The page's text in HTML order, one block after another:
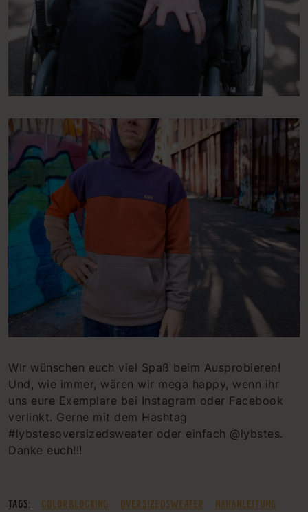
WIr wünschen euch viel Spaß beim Ausprobieren!
Und, wie immer, wären wir mega happy, wenn ihr
uns eure Exemplare bei Instagram oder Facebook
verlinkt. Gerne mit dem Hashtag
#lybstesoversizedsweater oder einfach @lybstes.
Danke euch!!!
TAGS: COLORBLOCKING OVERSIZEDSWEATER
NÄHANLEITUNG